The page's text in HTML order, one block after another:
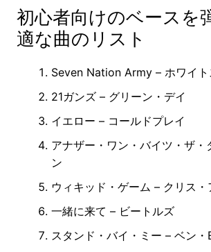
初心者向けのベースを
適な曲のリスト
Seven Nation Army – ホワイト
21ガンズ – グリーン・デイ
イエロー – コールドプレイ
アナザー・ワン・バイツ・ザ・
ン
ウィキッド・ゲーム – クリス・
一緒に来て – ビートルズ
スタンド・バイ・ミー – ベン・